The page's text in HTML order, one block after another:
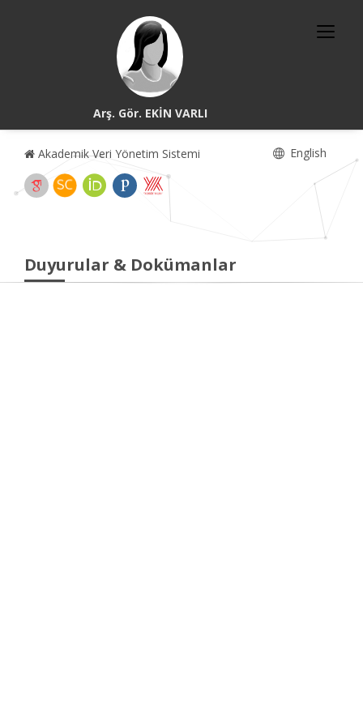
Arş. Gör. EKİN VARLI
Akademik Veri Yönetim Sistemi English
Duyurular & Dokümanlar